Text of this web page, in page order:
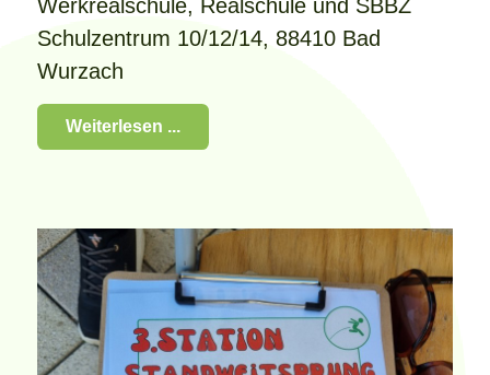
Werkrealschule, Realschule und SBBZ
Schulzentrum 10/12/14, 88410 Bad
Wurzach
Weiterlesen ...